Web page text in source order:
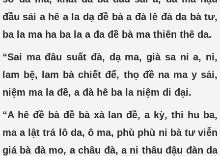
đầu sái a hê a la dạ đề bà a đà lê đà da bà tư,
ba la ma ha ba la a đa đề bà ma thiên thê da.
“Sai ma đâu suất đà, dạ ma, già sa ni a, ni,
lam bệ, lam bà chiết đế, thọ đề na ma y sái,
niệm ma la đề, a đà hê ba la niệm di đại.
“A hê đề bà đề bà xà lan đề, a kỳ, thi hu ba,
ma a lật trá lô da, ô ma, phù phù ni bà tư viễn
giá bà đà mo, a châu đà, a ni thâu đậu đàn da